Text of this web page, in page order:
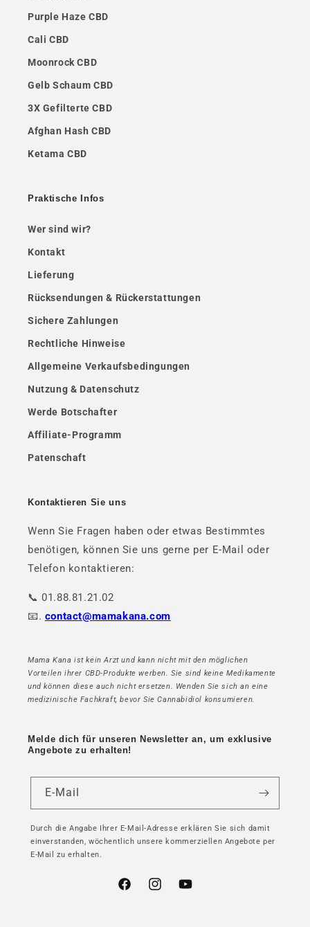
Purple Haze CBD
Cali CBD
Moonrock CBD
Gelb Schaum CBD
3X Gefilterte CBD
Afghan Hash CBD
Ketama CBD
Praktische Infos
Wer sind wir?
Kontakt
Lieferung
Rücksendungen & Rückerstattungen
Sichere Zahlungen
Rechtliche Hinweise
Allgemeine Verkaufsbedingungen
Nutzung & Datenschutz
Werde Botschafter
Affiliate-Programm
Patenschaft
Kontaktieren Sie uns
Wenn Sie Fragen haben oder etwas Bestimmtes
benötigen, können Sie uns gerne per E-Mail oder
Telefon kontaktieren:
📞 01.88.81.21.02
📧. contact@mamakana.com
Mama Kana ist kein Arzt und kann nicht mit den möglichen
Vorteilen ihrer CBD-Produkte werben. Sie sind keine Medikamente
und können diese auch nicht ersetzen. Wenden Sie sich an eine
medizinische Fachkraft, bevor Sie Cannabidiol konsumieren.
Melde dich für unseren Newsletter an, um exklusive
Angebote zu erhalten!
E-Mail
Durch die Angabe Ihrer E-Mail-Adresse erklären Sie sich damit
einverstanden, wöchentlich unsere kommerziellen Angebote per
E-Mail zu erhalten.
FacebookInstagramYouTube